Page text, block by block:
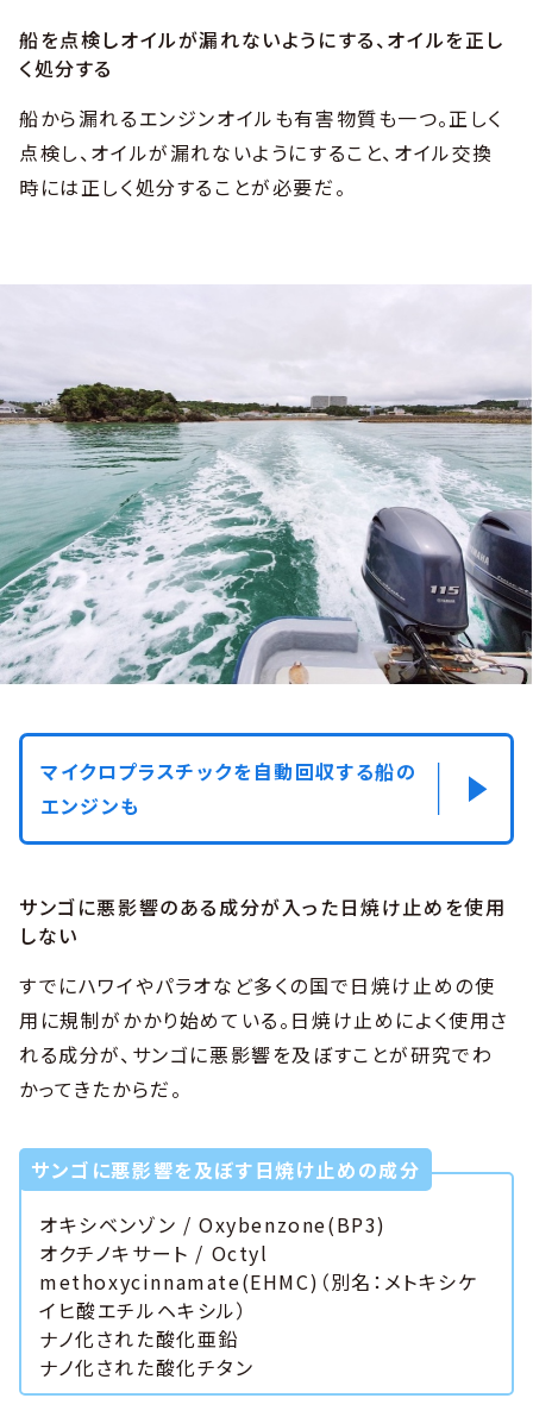
船を点検しオイルが漏れないようにする、オイルを正し
く処分する
船から漏れるエンジンオイルも有害物質も一つ。正しく
点検し、オイルが漏れないようにすること、オイル交換
時には正しく処分することが必要だ。
マイクロプラスチックを自動回収する船の
エンジンも
サンゴに悪影響のある成分が入った日焼け止めを使用
しない
すでにハワイやパラオなど多くの国で日焼け止めの使
用に規制がかかり始めている。日焼け止めによく使用さ
れる成分が、サンゴに悪影響を及ぼすことが研究でわ
かってきたからだ。
サンゴに悪影響を及ぼす日焼け止めの成分
オキシベンゾン / Oxybenzone(BP3)
オクチノキサート / Octyl
methoxycinnamate(EHMC)（別名：メトキシケ
イヒ酸エチルヘキシル）
ナノ化された酸化亜鉛
ナノ化された酸化チタン